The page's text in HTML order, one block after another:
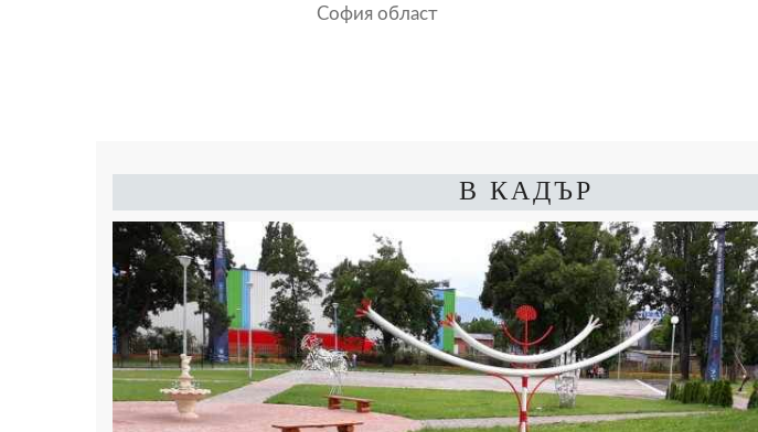
София област
В КАДЪР